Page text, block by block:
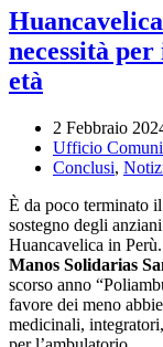
necessità
età
2 Febbraio
Ufficio
Conclusi,
È da poco terminato
sostegno degli
Huancavelica in
Manos Solidarias
scorso anno
favore dei meno
medicinali,